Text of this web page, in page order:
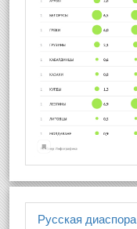
Русская диаспора